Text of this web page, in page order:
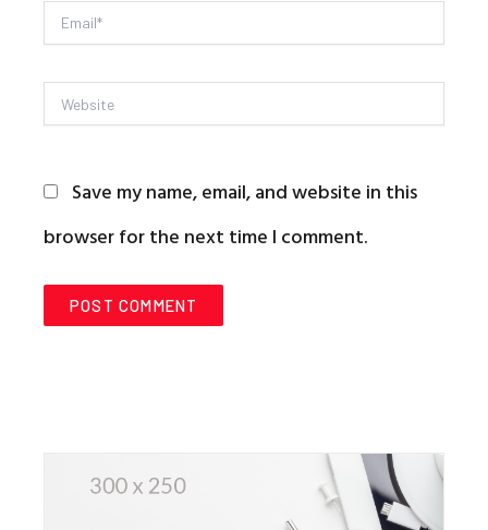
Email*
Website
Save my name, email, and website in this
browser for the next time I comment.